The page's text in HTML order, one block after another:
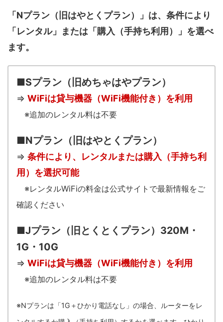
「Nプラン（旧はやとくプラン）」は、条件により
「レンタル」または「購入（手持ち利用）」を選べ
ます。
■Sプラン（旧めちゃはやプラン）
⇒ WiFiは貸与機器（WiFi機能付き）を利用
※追加のレンタル料は不要
■Nプラン（旧はやとくプラン）
⇒ 条件により、レンタルまたは購入（手持ち利
用）を選択可能
※レンタルWiFiの料金は公式サイトで最新情報をご
確認ください
■Jプラン（旧とくとくプラン）320M・
1G・10G
⇒ WiFiは貸与機器（WiFi機能付き）を利用
※追加のレンタル料は不要
※Nプランは「1G＋ひかり電話なし」の場合、ルーターをレ